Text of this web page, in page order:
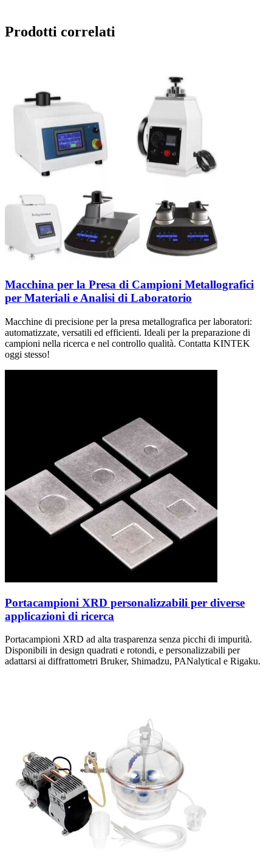
Prodotti correlati
Macchina per la Presa di Campioni Metallografici
per Materiali e Analisi di Laboratorio
Macchine di precisione per la presa metallografica per laboratori:
automatizzate, versatili ed efficienti. Ideali per la preparazione di
campioni nella ricerca e nel controllo qualità. Contatta KINTEK
oggi stesso!
Portacampioni XRD personalizzabili per diverse
applicazioni di ricerca
Portacampioni XRD ad alta trasparenza senza picchi di impurità.
Disponibili in design quadrati e rotondi, e personalizzabili per
adattarsi ai diffrattometri Bruker, Shimadzu, PANalytical e Rigaku.